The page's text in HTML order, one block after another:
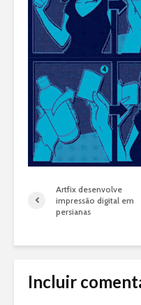
Artfix desenvolve
impressão digital em
persianas
Incluir